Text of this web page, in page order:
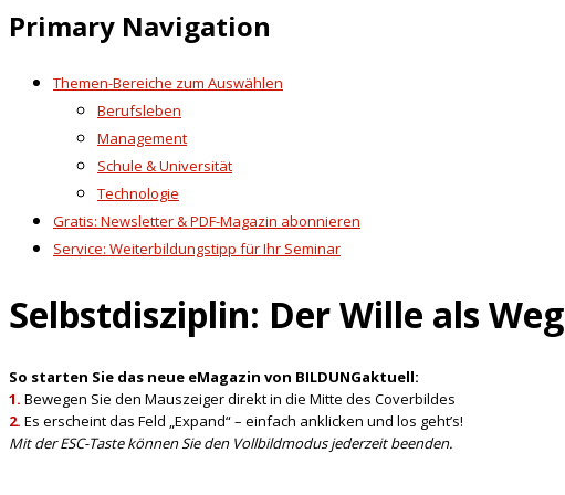
Primary Navigation
Themen-Bereiche zum Auswählen
Berufsleben
Management
Schule & Universität
Technologie
Gratis: Newsletter & PDF-Magazin abonnieren
Service: Weiterbildungstipp für Ihr Seminar
Selbstdisziplin: Der Wille als Weg
So starten Sie das neue eMagazin von BILDUNGaktuell:
1. Bewegen Sie den Mauszeiger direkt in die Mitte des Coverbildes
2. Es erscheint das Feld „Expand“ – einfach anklicken und los geht’s!
Mit der ESC-Taste können Sie den Vollbildmodus jederzeit beenden.